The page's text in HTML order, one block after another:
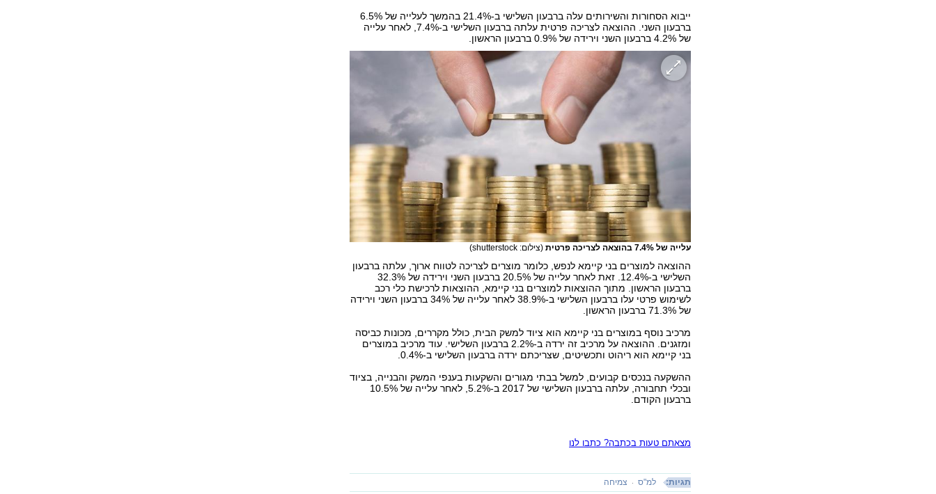
ייבוא הסחורות והשירותים עלה ברבעון השלישי ב-21.4% בהמשך לעלייה של 6.5%
ברבעון השני. ההוצאה לצריכה פרטית עלתה ברבעון השלישי ב-7.4%, לאחר עלייה
של 4.2% ברבעון השני וירידה של 0.9% ברבעון הראשון.
עלייה של 7.4% בהוצאה לצריכה פרטית (צילום: shutterstock)
ההוצאה למוצרים בני קיימא לנפש, כלומר מוצרים לצריכה לטווח ארוך, עלתה ברבעון
השלישי ב-12.4%. זאת לאחר עלייה של 20.5% ברבעון השני וירידה של 32.3%
ברבעון הראשון. מתוך ההוצאות למוצרים בני קיימא, ההוצאות לרכישת כלי רכב
לשימוש פרטי עלו ברבעון השלישי ב-38.9% לאחר עלייה של 34% ברבעון השני וירידה
של 71.3% ברבעון הראשון.
מרכיב נוסף במוצרים בני קיימא הוא ציוד למשק הבית, כולל מקררים, מכונות כביסה
ומזגנים. ההוצאה על מרכיב זה ירדה ב-2.2% ברבעון השלישי. עוד מרכיב במוצרים
בני קיימא הוא ריהוט ותכשיטים, שצריכתם ירדה ברבעון השלישי ב-0.4%.
ההשקעה בנכסים קבועים, למשל בבתי מגורים והשקעות בענפי המשק והבנייה, בציוד
ובכלי תחבורה, עלתה ברבעון השלישי של 2017 ב-5.2%, לאחר עלייה של 10.5%
ברבעון הקודם.
מצאתם טעות בכתבה? כתבו לנו
תגיות: למ"ס צמיחה